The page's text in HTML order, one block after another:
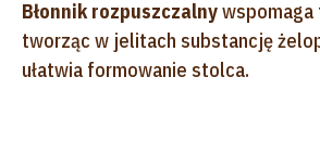
Błonnik rozpuszczalnywspomaga
tworząc w jelitach substancję
ułatwia formowanie stolca.